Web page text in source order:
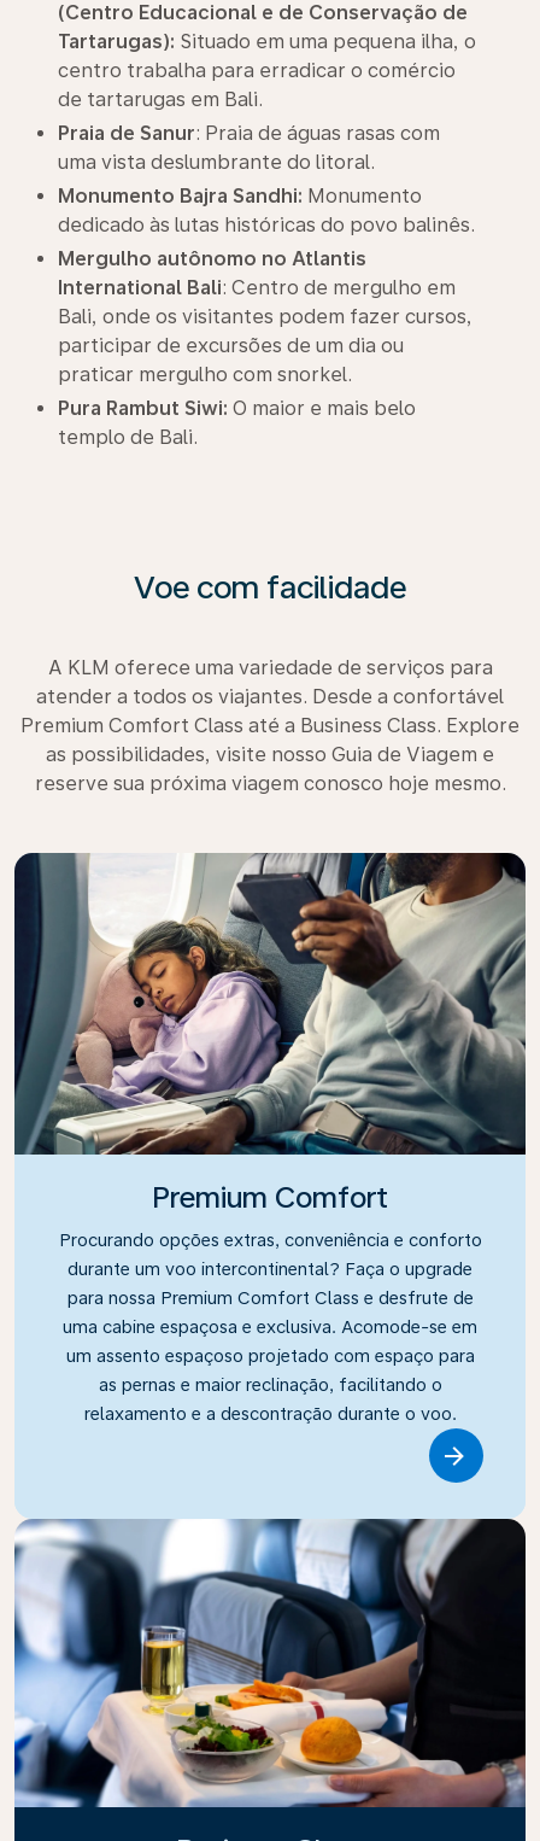
(Centro Educacional e de Conservação de
Tartarugas): Situado em uma pequena ilha, o
centro trabalha para erradicar o comércio
de tartarugas em Bali.
Praia de Sanur: Praia de águas rasas com
uma vista deslumbrante do litoral.
Monumento Bajra Sandhi: Monumento
dedicado às lutas históricas do povo balinês.
Mergulho autônomo no Atlantis
International Bali: Centro de mergulho em
Bali, onde os visitantes podem fazer cursos,
participar de excursões de um dia ou
praticar mergulho com snorkel.
Pura Rambut Siwi: O maior e mais belo
templo de Bali.
Voe com facilidade
A KLM oferece uma variedade de serviços para
atender a todos os viajantes. Desde a confortável
Premium Comfort Class até a Business Class. Explore
as possibilidades, visite nosso Guia de Viagem e
reserve sua próxima viagem conosco hoje mesmo.
Premium Comfort
Procurando opções extras, conveniência e conforto
durante um voo intercontinental? Faça o upgrade
para nossa Premium Comfort Class e desfrute de
uma cabine espaçosa e exclusiva. Acomode-se em
um assento espaçoso projetado com espaço para
as pernas e maior reclinação, facilitando o
relaxamento e a descontração durante o voo.